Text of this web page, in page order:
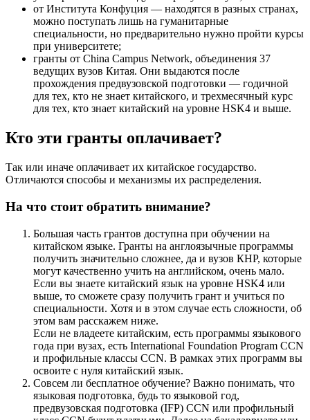
от Института Конфуция — находятся в разных странах,
можно поступать лишь на гуманитарные
специальности, но предварительно нужно пройти курсы
при университете;
гранты от China Campus Network, объединения 37
ведущих вузов Китая. Они выдаются после
прохождения предвузовской подготовки — годичной
для тех, кто не знает китайского, и трехмесячный курс
для тех, кто знает китайский на уровне HSK4 и выше.
Кто эти гранты оплачивает?
Так или иначе оплачивает их китайское государство.
Отличаются способы и механизмы их распределения.
На что стоит обратить внимание?
Большая часть грантов доступна при обучении на
китайском языке. Гранты на англоязычные программы
получить значительно сложнее, да и вузов КНР, которые
могут качественно учить на английском, очень мало.
Если вы знаете китайский язык на уровне HSK4 или
выше, то сможете сразу получить грант и учиться по
специальности. Хотя и в этом случае есть сложности, об
этом вам расскажем ниже.
Если не владеете китайским, есть программы языкового
года при вузах, есть International Foundation Program CCN
и профильные классы CCN. В рамках этих программ вы
освоите с нуля китайский язык.
Совсем ли бесплатное обучение? Важно понимать, что
языковая подготовка, будь то языковой год,
предвузовская подготовка (IFP) CCN или профильный